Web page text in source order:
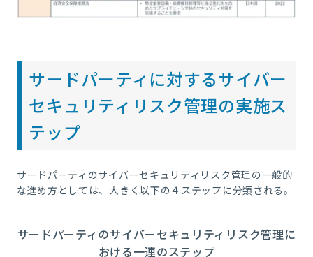
サードパーティに対するサイバー
セキュリティリスク管理の実施ス
テップ
サードパーティのサイバーセキュリティリスク管理の一般的
な進め方としては、大きく以下の４ステップに分類される。
サードパーティのサイバーセキュリティリスク管理に
おける一連のステップ